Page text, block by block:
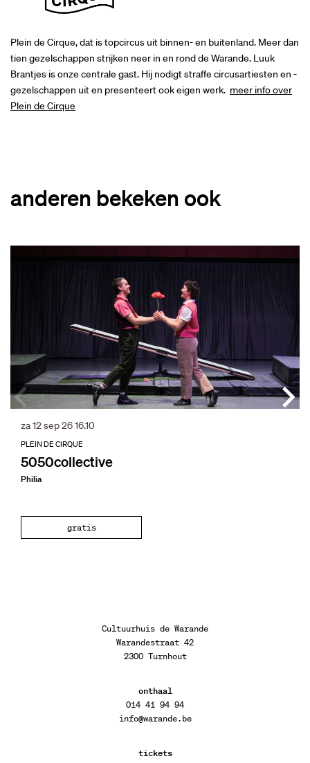
Plein de Cirque, dat is topcircus uit binnen- en buitenland. Meer dan
tien gezelschappen strijken neer in en rond de Warande. Luuk
Brantjes is onze centrale gast. Hij nodigt straffe circusartiesten en -
gezelschappen uit en presenteert ook eigen werk. meer info over
Plein de Cirque
anderen bekeken ook
5050collective
Philia
PLEIN DE CIRQUE
za 12 sep 2616.10
gratis
Cultuurhuis de Warande
Warandestraat 42
2300 Turnhout
onthaal
014 41 94 94
info@warande.be
tickets